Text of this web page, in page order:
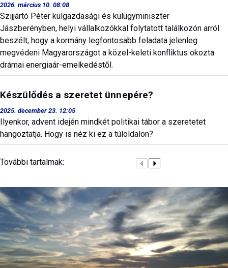
2026. március 10. 08:08
Szijjártó Péter külgazdasági és külügyminiszter
Jászberényben, helyi vállalkozókkal folytatott találkozón arról
beszélt, hogy a kormány legfontosabb feladata jelenleg
megvédeni Magyarországot a közel-keleti konfliktus okozta
drámai energiaár-emelkedéstől.
Készülődés a szeretet ünnepére?
2025. december 23. 12:05
Ilyenkor, advent idején mindkét politikai tábor a szeretetet
hangoztatja. Hogy is néz ki ez a túloldalon?
További tartalmak: